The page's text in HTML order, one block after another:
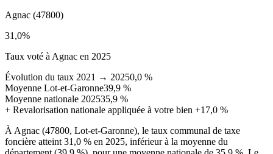
Agnac (47800)
31,0%
Taux voté à Agnac en 2025
Évolution du taux 2021 → 20250,0 %
Moyenne Lot-et-Garonne39,9 %
Moyenne nationale 202535,9 %
+ Revalorisation nationale appliquée à votre bien +17,0 %
À Agnac (47800, Lot-et-Garonne), le taux communal de taxe
foncière atteint 31,0 % en 2025, inférieur à la moyenne du